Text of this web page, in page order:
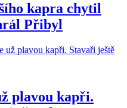
kapra chytil
Přibyl
plavou kapři.